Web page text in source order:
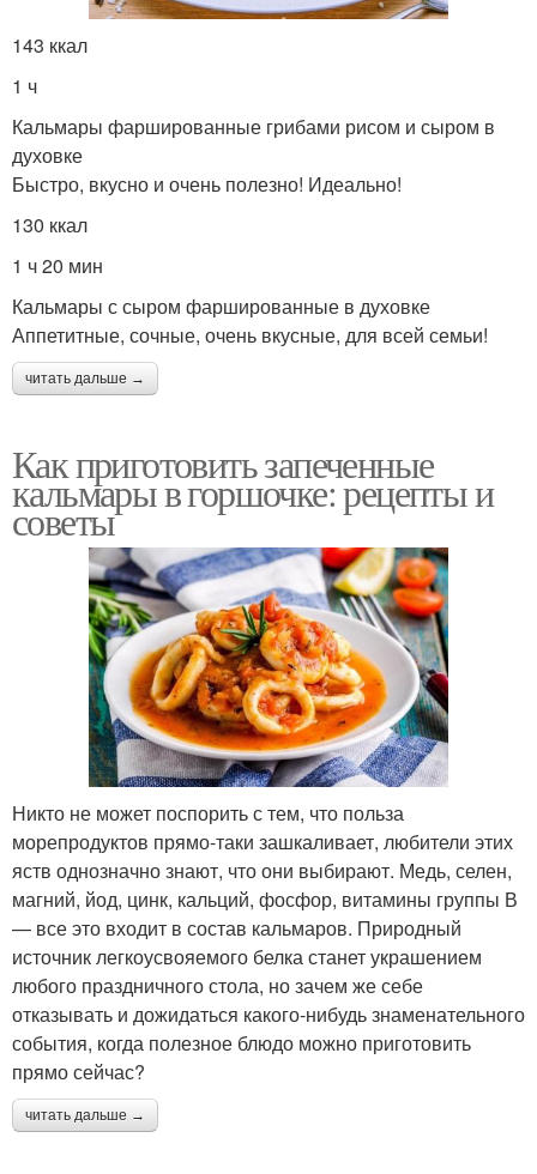
143 ккал
1 ч
Кальмары фаршированные грибами рисом и сыром в
духовке
Быстро, вкусно и очень полезно! Идеально!
130 ккал
1 ч 20 мин
Кальмары с сыром фаршированные в духовке
Аппетитные, сочные, очень вкусные, для всей семьи!
читать дальше →
Как приготовить запеченные
кальмары в горшочке: рецепты и
советы
Никто не может поспорить с тем, что польза
морепродуктов прямо-таки зашкаливает, любители этих
яств однозначно знают, что они выбирают. Медь, селен,
магний, йод, цинк, кальций, фосфор, витамины группы В
— все это входит в состав кальмаров. Природный
источник легкоусвояемого белка станет украшением
любого праздничного стола, но зачем же себе
отказывать и дожидаться какого-нибудь знаменательного
события, когда полезное блюдо можно приготовить
прямо сейчас?
читать дальше →